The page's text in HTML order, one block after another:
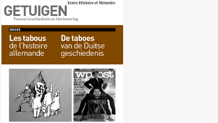
Nr. 113 (09/2012) De taboes van
de Duitse geschiedenis